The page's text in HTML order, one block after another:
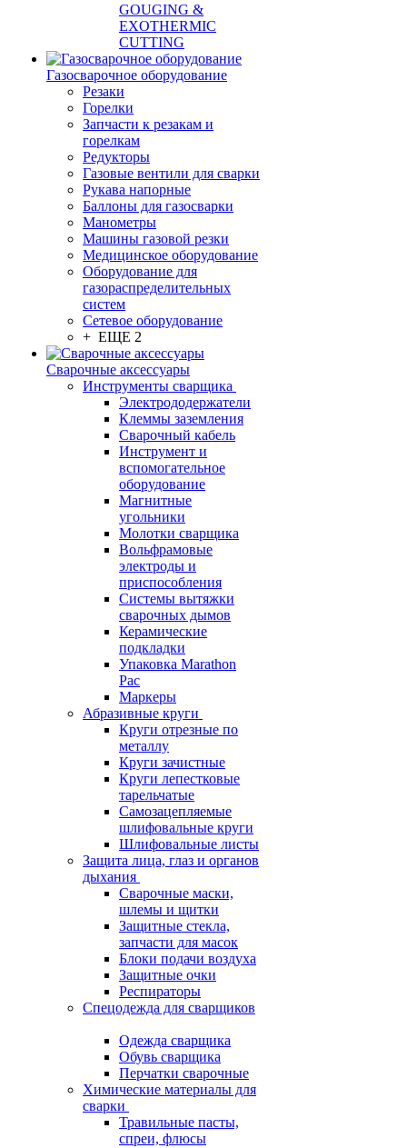
GOUGING &
EXOTHERMIC
CUTTING
Газосварочное оборудование
Резаки
Горелки
Запчасти к резакам и
горелкам
Редукторы
Газовые вентили для сварки
Рукава напорные
Баллоны для газосварки
Манометры
Машины газовой резки
Медицинское оборудование
Оборудование для
газораспределительных
систем
Сетевое оборудование
+ ЕЩЕ 2
Сварочные аксессуары
Инструменты сварщика
Электрододержатели
Клеммы заземления
Сварочный кабель
Инструмент и
вспомогательное
оборудование
Магнитные
угольники
Молотки сварщика
Вольфрамовые
электроды и
приспособления
Системы вытяжки
сварочных дымов
Керамические
подкладки
Упаковка Marathon
Pac
Маркеры
Абразивные круги
Круги отрезные по
металлу
Круги зачистные
Круги лепестковые
тарельчатые
Самозацепляемые
шлифовальные круги
Шлифовальные листы
Защита лица, глаз и органов
дыхания
Сварочные маски,
шлемы и щитки
Защитные стекла,
запчасти для масок
Блоки подачи воздуха
Защитные очки
Респираторы
Спецодежда для сварщиков
Одежда сварщика
Обувь сварщика
Перчатки сварочные
Химические материалы для
сварки
Травильные пасты,
спреи, флюсы